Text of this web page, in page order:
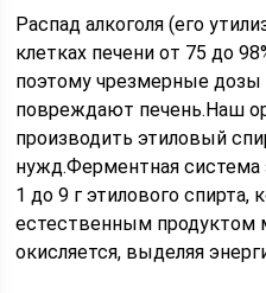
Распад алкоголя (его
клетках печени от 75 до
поэтому чрезмерные дозы
повреждают печень.Наш
производить этиловый
нужд.Ферментная система
1 до 9 г этилового спирта,
естественным продуктом
окисляется, выделяя